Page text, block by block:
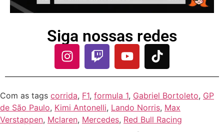
Siga nossas redes
Com as tags corrida, F1, formula 1, Gabriel Bortoleto, GP
de São Paulo, Kimi Antonelli, Lando Norris, Max
Verstappen, Mclaren, Mercedes, Red Bull Racing